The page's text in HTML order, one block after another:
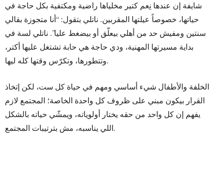
شايفة إن عندها نِعم كتير مخلياها راضية ومكتفية بكل حاجة في
حياتها، خصوصاً عيلتها المقربين. ناتلي بتقول: “أنا متجوزة بقالي
سنتين ومفيش حد من أهلي بيعلّق أو بيضغط عليا”. ناتلي لسة في
بداية مسيرتها المهنية، ودي حاجة هي حابة تشتغل عليها أكتر،
وتتطورها، وتكرّس وقتها كله ليها.
الخلفة والأطفال شيء أساسي ومهم في حياة كل ست، لكن إتخاذ
القرار بيكون مبني على ظروف كل واحدة الخاصة؛ المجتمع لازم
يفهم إن كل واحد من حقه يختار أولوياته، ويمشّي حياته بالشكل
اللي يناسبه، مش بترتيبات المجتمع.